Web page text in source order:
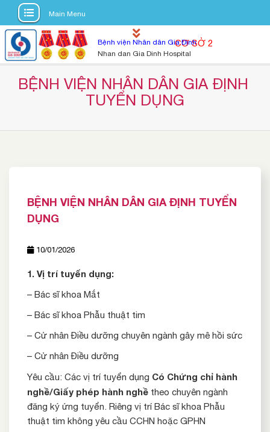
S
Main Menu
Bệnh viện Nhân dân Gia Định
Nhan dan Gia Dinh Hospital
CƠ SỞ 2
BỆNH VIỆN NHÂN DÂN GIA ĐỊNH
TUYỂN DỤNG
BỆNH VIỆN NHÂN DÂN GIA ĐỊNH TUYỂN
DỤNG
10/01/2026
1. Vị trí tuyển dụng:
– Bác sĩ khoa Mắt
– Bác sĩ khoa Phẫu thuật tim
– Cử nhân Điều dưỡng chuyên ngành gây mê hồi sức
– Cử nhân Điều dưỡng
Yêu cầu: Các vị trí tuyển dụng Có Chứng chỉ hành
nghề/Giấy phép hành nghề theo chuyên ngành
đăng ký ứng tuyển. Riêng vị trí Bác sĩ khoa Phẫu
thuật tim không yêu cầu CCHN hoặc GPHN